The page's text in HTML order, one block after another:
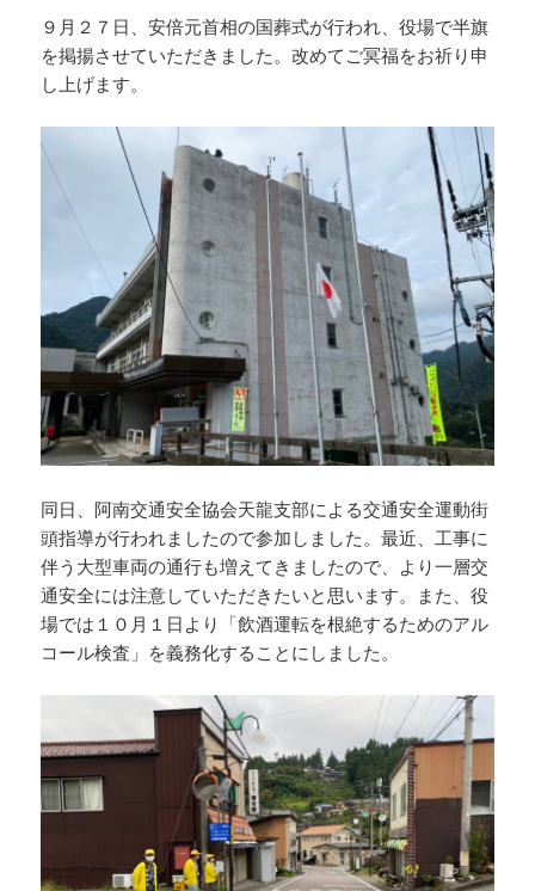
９月２７日、安倍元首相の国葬式が行われ、役場で半旗
を掲揚させていただきました。改めてご冥福をお祈り申
し上げます。
同日、阿南交通安全協会天龍支部による交通安全運動街
頭指導が行われましたので参加しました。最近、工事に
伴う大型車両の通行も増えてきましたので、より一層交
通安全には注意していただきたいと思います。また、役
場では１０月１日より「飲酒運転を根絶するためのアル
コール検査」を義務化することにしました。